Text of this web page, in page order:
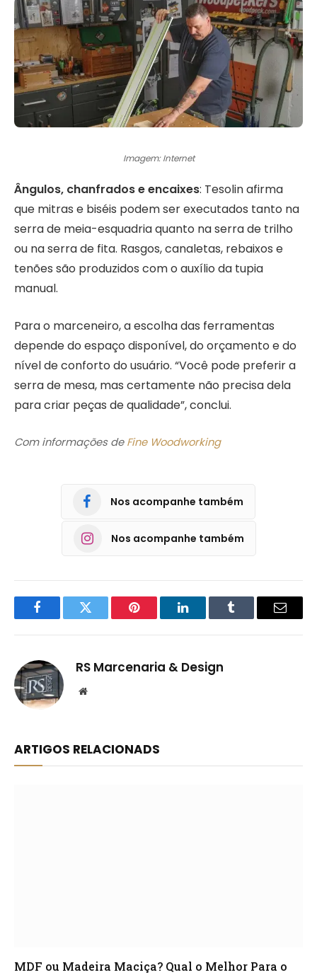
Imagem: Internet
Ângulos, chanfrados e encaixes: Tesolin afirma
que mitras e biséis podem ser executados tanto na
serra de meia-esquadria quanto na serra de trilho
ou na serra de fita. Rasgos, canaletas, rebaixos e
tenões são produzidos com o auxílio da tupia
manual.
Para o marceneiro, a escolha das ferramentas
depende do espaço disponível, do orçamento e do
nível de conforto do usuário. “Você pode preferir a
serra de mesa, mas certamente não precisa dela
para criar peças de qualidade”, conclui.
Com informações de Fine Woodworking
Nos acompanhe também
Nos acompanhe também
FacebookTwitter Pinterest LinkedInTumblr Email
RS Marcenaria & Design
Website
ARTIGOS RELACIONADS
MDF ou Madeira Maciça? Qual o Melhor Para o